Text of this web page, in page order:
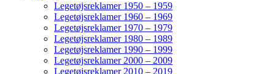
Legetøjsreklamer 1950 – 1959
Legetøjsreklamer 1960 – 1969
Legetøjsreklamer 1970 – 1979
Legetøjsreklamer 1980 – 1989
Legetøjsreklamer 1990 – 1999
Legetøjsreklamer 2000 – 2009
Legetøjsreklamer 2010 – 2019